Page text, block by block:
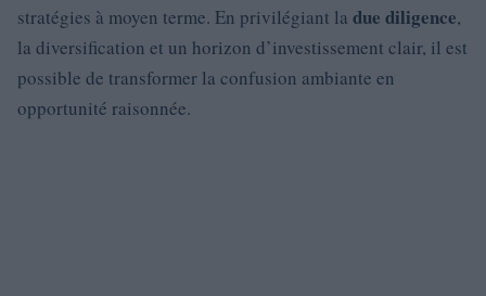
stratégies à moyen terme. En privilégiant la due diligence,
la diversification et un horizon d’investissement clair, il est
possible de transformer la confusion ambiante en
opportunité raisonnée.